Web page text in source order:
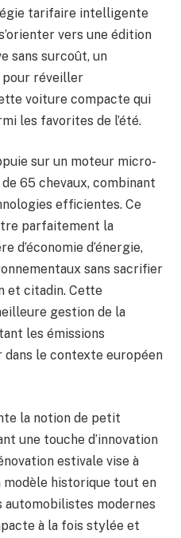
tarifaire intelligente
vers une édition
sans surcoût, un
réveiller
voiture compacte qui
les favorites de l’été.
sur un moteur micro-
65 chevaux, combinant
efficientes. Ce
parfaitement la
d’économie d’énergie,
sans sacrifier
et citadin. Cette
gestion de la
les émissions
le contexte européen
la notion de petit
une touche d’innovation
estivale vise à
modèle historique tout en
automobilistes modernes
à la fois stylée et